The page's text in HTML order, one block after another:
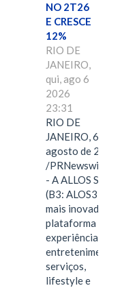
NO 2T26
E CRESCE
12%
RIO DE
JANEIRO,
qui, ago 6
2026
23:31
RIO DE
JANEIRO, 6 de
agosto de 2026
/PRNewswire/ -
- A ALLOS S.A.
(B3: ALOS3), a
mais inovadora
plataforma de
experiências,
entretenimento,
serviços,
lifestyle e